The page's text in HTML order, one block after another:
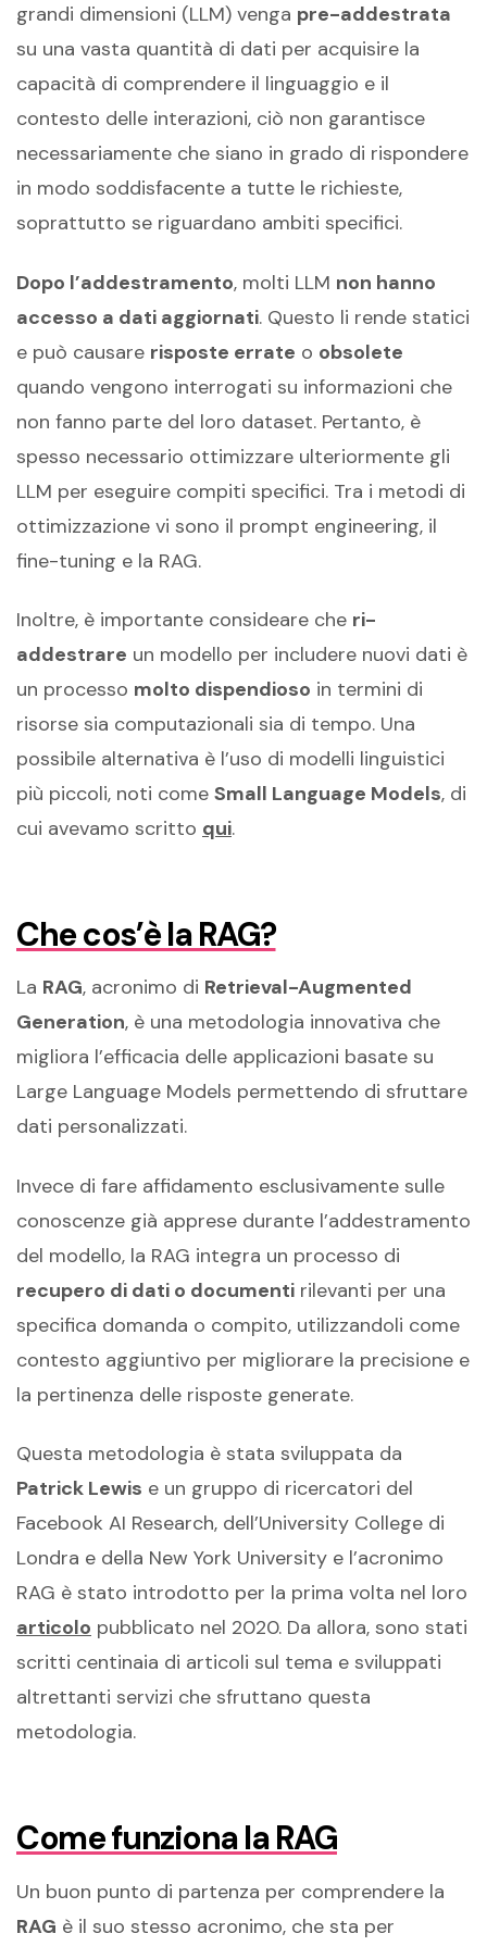
grandi dimensioni (LLM) venga pre-addestrata
su una vasta quantità di dati per acquisire la
capacità di comprendere il linguaggio e il
contesto delle interazioni, ciò non garantisce
necessariamente che siano in grado di rispondere
in modo soddisfacente a tutte le richieste,
soprattutto se riguardano ambiti specifici.
Dopo l’addestramento, molti LLM non hanno
accesso a dati aggiornati. Questo li rende statici
e può causare risposte errate o obsolete
quando vengono interrogati su informazioni che
non fanno parte del loro dataset. Pertanto, è
spesso necessario ottimizzare ulteriormente gli
LLM per eseguire compiti specifici. Tra i metodi di
ottimizzazione vi sono il prompt engineering, il
fine-tuning e la RAG.
Inoltre, è importante consideare che ri-
addestrare un modello per includere nuovi dati è
un processo molto dispendioso in termini di
risorse sia computazionali sia di tempo. Una
possibile alternativa è l’uso di modelli linguistici
più piccoli, noti come Small Language Models, di
cui avevamo scritto qui.
Che cos’è la RAG?
La RAG, acronimo di Retrieval-Augmented
Generation, è una metodologia innovativa che
migliora l’efficacia delle applicazioni basate su
Large Language Models permettendo di sfruttare
dati personalizzati.
Invece di fare affidamento esclusivamente sulle
conoscenze già apprese durante l’addestramento
del modello, la RAG integra un processo di
recupero di dati o documenti rilevanti per una
specifica domanda o compito, utilizzandoli come
contesto aggiuntivo per migliorare la precisione e
la pertinenza delle risposte generate.
Questa metodologia è stata sviluppata da
Patrick Lewis e un gruppo di ricercatori del
Facebook AI Research, dell’University College di
Londra e della New York University e l’acronimo
RAG è stato introdotto per la prima volta nel loro
articolo pubblicato nel 2020. Da allora, sono stati
scritti centinaia di articoli sul tema e sviluppati
altrettanti servizi che sfruttano questa
metodologia.
Come funziona la RAG
Un buon punto di partenza per comprendere la
RAG è il suo stesso acronimo, che sta per